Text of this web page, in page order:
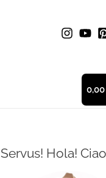
0,00
Servus! Hola!